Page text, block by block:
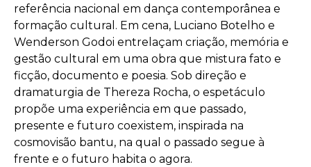
referência nacional em dança contemporânea e
formação cultural. Em cena, Luciano Botelho e
Wenderson Godoi entrelaçam criação, memória e
gestão cultural em uma obra que mistura fato e
ficção, documento e poesia. Sob direção e
dramaturgia de Thereza Rocha, o espetáculo
propõe uma experiência em que passado,
presente e futuro coexistem, inspirada na
cosmovisão bantu, na qual o passado segue à
frente e o futuro habita o agora.